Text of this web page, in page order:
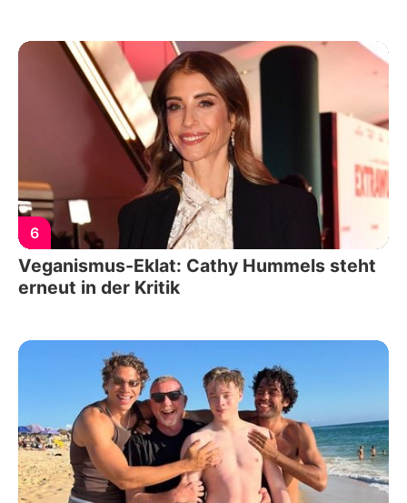
6
Veganismus-Eklat: Cathy Hummels steht
erneut in der Kritik